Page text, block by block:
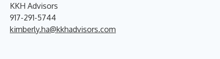
KKH Advisors
917-291-5744
kimberly.ha@kkhadvisors.com